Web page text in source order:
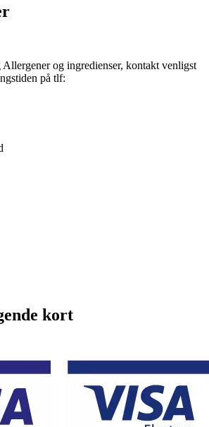
og ingredienser, kontakt venligst
på tlf:
kort